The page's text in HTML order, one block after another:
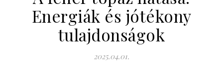
Energiák és jótékony
tulajdonságok
2025.04.01.